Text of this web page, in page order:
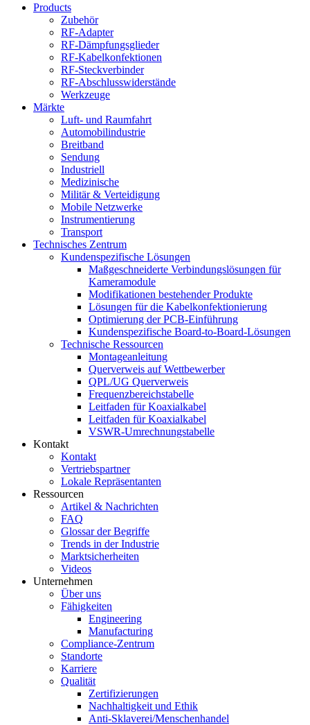
Products
Zubehör
RF-Adapter
RF-Dämpfungsglieder
RF-Kabelkonfektionen
RF-Steckverbinder
RF-Abschlusswiderstände
Werkzeuge
Märkte
Luft- und Raumfahrt
Automobilindustrie
Breitband
Sendung
Industriell
Medizinische
Militär & Verteidigung
Mobile Netzwerke
Instrumentierung
Transport
Technisches Zentrum
Kundenspezifische Lösungen
Maßgeschneiderte Verbindungslösungen für
Kameramodule
Modifikationen bestehender Produkte
Lösungen für die Kabelkonfektionierung
Optimierung der PCB-Einführung
Kundenspezifische Board-to-Board-Lösungen
Technische Ressourcen
Montageanleitung
Querverweis auf Wettbewerber
QPL/UG Querverweis
Frequenzbereichstabelle
Leitfaden für Koaxialkabel
Leitfaden für Koaxialkabel
VSWR-Umrechnungstabelle
Kontakt
Kontakt
Vertriebspartner
Lokale Repräsentanten
Ressourcen
Artikel & Nachrichten
FAQ
Glossar der Begriffe
Trends in der Industrie
Marktsicherheiten
Videos
Unternehmen
Über uns
Fähigkeiten
Engineering
Manufacturing
Compliance-Zentrum
Standorte
Karriere
Qualität
Zertifizierungen
Nachhaltigkeit und Ethik
Anti-Sklaverei/Menschenhandel